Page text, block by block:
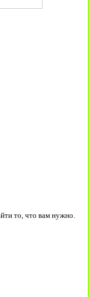
то, что вам нужно.